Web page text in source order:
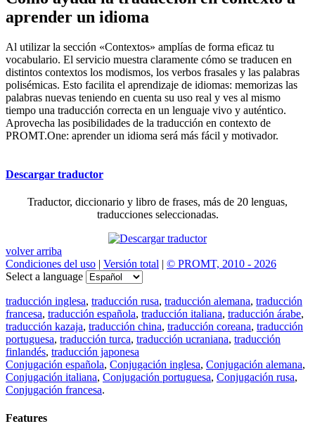
aprender un idioma
Al utilizar la sección «Contextos» amplías de forma eficaz tu
vocabulario. El servicio muestra claramente cómo se traducen en
distintos contextos los modismos, los verbos frasales y las palabras
polisémicas. Esto facilita el aprendizaje de idiomas: memorizas las
palabras nuevas teniendo en cuenta su uso real y ves al mismo
tiempo una traducción correcta en un lenguaje vivo y auténtico.
Aprovecha las posibilidades de la traducción en contexto de
PROMT.One: aprender un idioma será más fácil y motivador.
Descargar traductor
Traductor, diccionario y libro de frases, más de 20 lenguas,
traducciones seleccionadas.
volver arriba
Condiciones del uso | Versión total | © PROMT, 2010 - 2026
Select a language
traducción inglesa, traducción rusa, traducción alemana, traducción
francesa, traducción española, traducción italiana, traducción árabe,
traducción kazaja, traducción china, traducción coreana, traducción
portuguesa, traducción turca, traducción ucraniana, traducción
finlandés, traducción japonesa
Conjugación española, Conjugación inglesa, Conjugación alemana,
Conjugación italiana, Conjugación portuguesa, Conjugación rusa,
Conjugación francesa.
Features